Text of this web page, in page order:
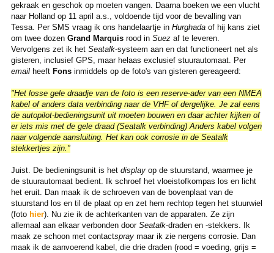
gekraak en geschok op moeten vangen. Daarna boeken we een vlucht
naar Holland op 11 april a.s., voldoende tijd voor de bevalling van
Tessa. Per SMS vraag ik ons handelaartje in Hurghadaof hij kans ziet
om twee dozenGrand Marquis rood in Suezaf te leveren.
Vervolgens zet ik het Seatalk-systeem aan en dat functioneert net als
gisteren, inclusief GPS, maar helaas exclusief stuurautomaat. Per
emailheeft Fonsinmiddels op de foto's van gisteren gereageerd:
"Het losse gele draadje van de foto is een reserve-ader van een NMEA
kabel of anders data verbinding naar de VHF of dergelijke. Je zal eens
de autopilot-bedieningsunit uit moeten bouwen en daar achter kijken of
er iets mis met de gele draad (Seatalk verbinding) Anders kabel volgen
naar volgende aansluiting. Het kan ook corrosie in de Seatalk
stekkertjes zijn."
Juist. De bedieningsunit is het displayop de stuurstand, waarmee je
de stuurautomaat bedient. Ik schroef het vloeistofkompas los en licht
het eruit. Dan maak ik de schroeven van de bovenplaat van de
stuurstand los en til de plaat op en zet hem rechtop tegen het stuurwiel
(foto hier). Nu zie ik de achterkanten van de apparaten. Ze zijn
allemaal aan elkaar verbonden door Seatalk-draden en -stekkers. Ik
maak ze schoon met contactspraymaar ik zie nergens corrosie. Dan
maak ik de aanvoerend kabel, die drie draden (rood = voeding, grijs =